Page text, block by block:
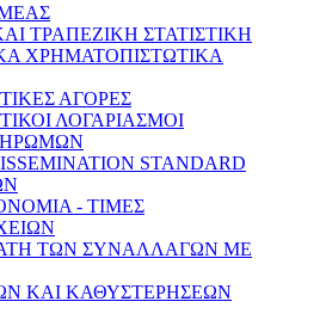
ΤΡΑΠΕΖΙΚΗ ΣΤΑΤΙΣΤΙΚΗ
ΧΡΗΜΑΤΟΠΙΣΤΩΤΙΚΑ
ΑΓΟΡΕΣ
ΛΟΓΑΡΙΑΣΜΟΙ
STANDARD
- ΤΙΜΕΣ
ΤΩΝ ΣΥΝΑΛΛΑΓΩΝ ΜΕ
ΚΑΙ ΚΑΘΥΣΤΕΡΗΣΕΩΝ